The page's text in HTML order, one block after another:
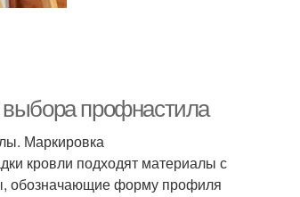
выбора профнастила
Маркировка
кровли подходят материалы с
обозначающие форму профиля